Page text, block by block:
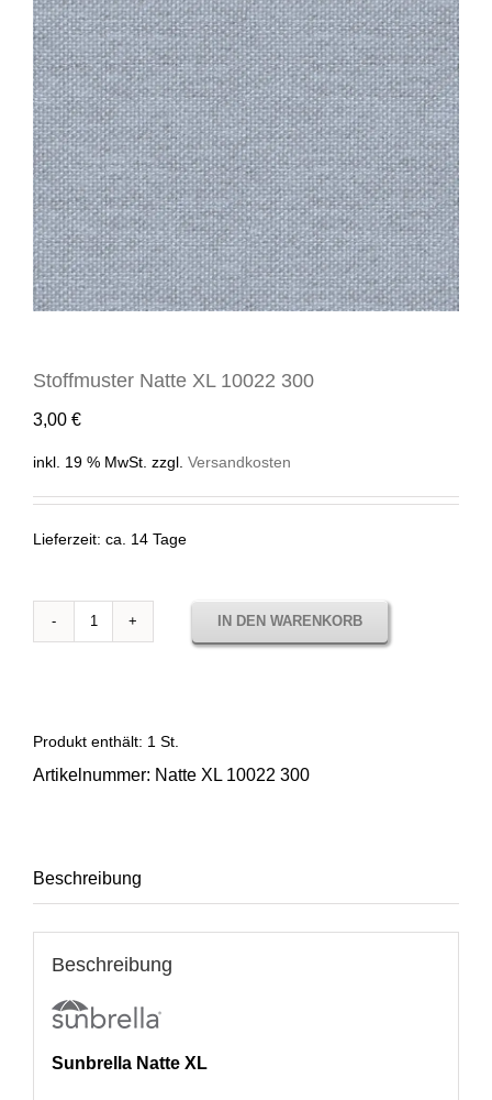
Stoffmuster Natte XL 10022 300
3,00 €
inkl. 19 % MwSt. zzgl. Versandkosten
Lieferzeit: ca. 14 Tage
Stoffmuster
300
IN DEN WARENKORB
Produkt enthält: 1 St.
Artikelnummer: Natte XL 10022 300
Beschreibung
Beschreibung
Sunbrella Natte XL